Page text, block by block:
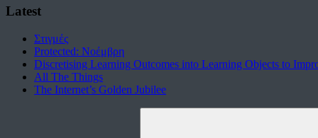
Latest
Στιγμές
Protected: Νοέμβρη
Discretising Learning Outcomes into Learning Objects to
All The Things
The Internet’s Golden Jubilee